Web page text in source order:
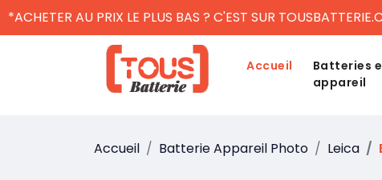
*ACHETER AU PRIX LE PLUS BAS ? C'EST SUR
Accueil
Batteries
appareil
Accueil Batterie Appareil Photo Leica